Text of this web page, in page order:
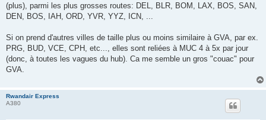
(plus), parmi les plus grosses routes: DEL, BLR, BOM, LAX, BOS, SAN,
DEN, BOS, IAH, ORD, YVR, YYZ, ICN, ...
Si on prend d'autres villes de taille plus ou moins similaire à GVA, par ex.
PRG, BUD, VCE, CPH, etc..., elles sont reliées à MUC 4 à 5x par jour
(donc, à toutes les vagues du hub). Ca me semble un gros "couac" pour
GVA.
Rwandair Express
A380